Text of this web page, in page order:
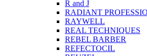
R and J
RADIANT
RAYWELL
REAL TECHNIQUES
REBEL BARBER
REFECTOCIL